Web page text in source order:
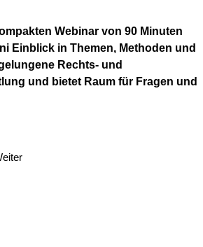
Webinar von 90 Minuten
Einblick in Themen, Methoden und
Rechts- und
und bietet Raum für Fragen und